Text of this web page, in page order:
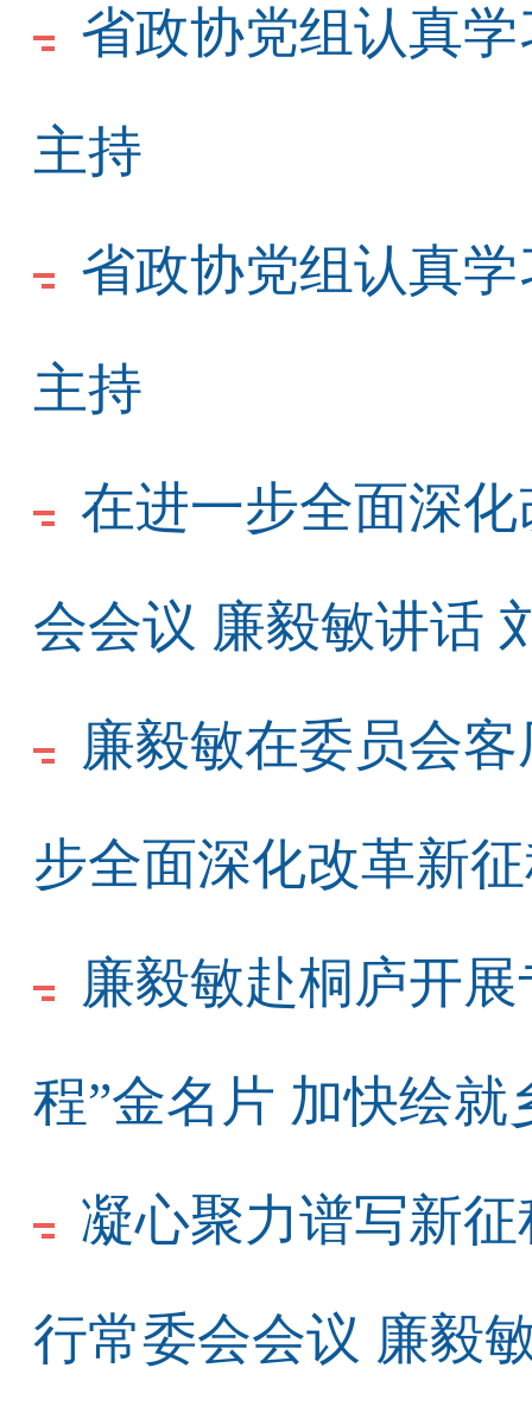
省政协党组认真
主持
省政协党组认真
主持
在进一步全面深
会会议 廉毅敏讲话
廉毅敏在委员会
步全面深化改革新
廉毅敏赴桐庐开
程”金名片 加快绘
凝心聚力谱写新
行常委会会议 廉毅